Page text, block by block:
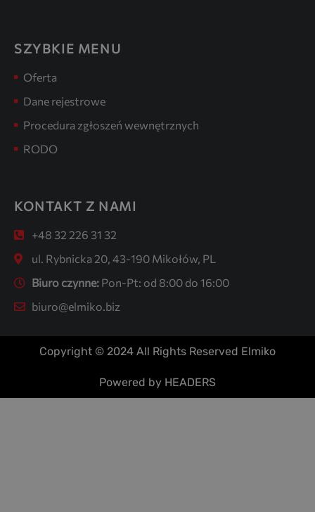
SZYBKIE MENU
Oferta
Dane rejestrowe
Procedura zgłoszeń wewnętrznych
RODO
KONTAKT Z NAMI
+48 32 226 31 32
ul. Rybnicka 20, 43-190 Mikołów, PL
Biuro czynne: Pon-Pt: od 8:00 do 16:00
biuro@elmiko.biz
Copyright © 2024 All Rights Reserved Elmiko
Powered by HEADERS